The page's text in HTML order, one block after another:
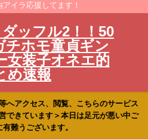
イラ応援してます！
ッフル2！！50
チホモ童貞ギン
女装子オネエ的
め速報
へアクセス、閲覧、こちらのサービス
できています＞本日は足元が悪い中ご
難うございます。